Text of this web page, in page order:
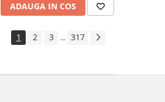
ADAUGA IN COS
1 2 3 ... 317